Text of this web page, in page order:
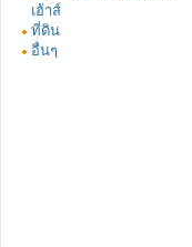
เฮ้าส์
ที่ดิน
อื่นๆ